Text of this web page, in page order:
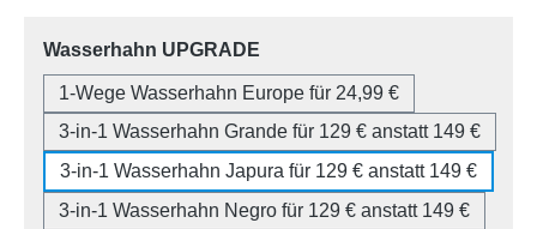
Wasserhahn UPGRADE
1-Wege Wasserhahn Europe für 24,99 €
3-in-1 Wasserhahn Grande für 129 € anstatt 149 €
3-in-1 Wasserhahn Japura für 129 € anstatt 149 €
3-in-1 Wasserhahn Negro für 129 € anstatt 149 €